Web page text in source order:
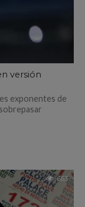
versión
exponentes de
663